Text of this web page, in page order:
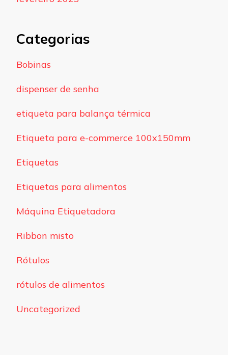
Categorias
Bobinas
dispenser de senha
etiqueta para balança térmica
Etiqueta para e-commerce 100x150mm
Etiquetas
Etiquetas para alimentos
Máquina Etiquetadora
Ribbon misto
Rótulos
rótulos de alimentos
Uncategorized